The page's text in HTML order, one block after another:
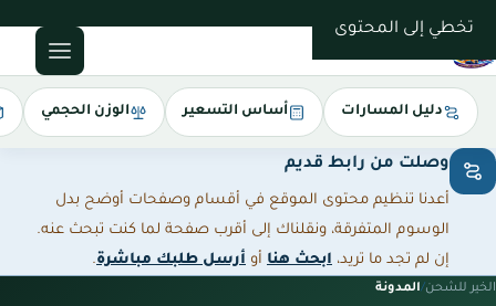
تخطي إلى المحتوى
دليل المسارات أساس التسعير الوزن الحجمي
وصلت من رابط قديم
أعدنا تنظيم محتوى الموقع في أقسام وصفحات أوضح بدل
الوسوم المتفرقة، ونقلناك إلى أقرب صفحة لما كنت تبحث عنه.
إن لم تجد ما تريد، ابحث هنا أو أرسل طلبك مباشرة.
الخير للشحن/المدونة